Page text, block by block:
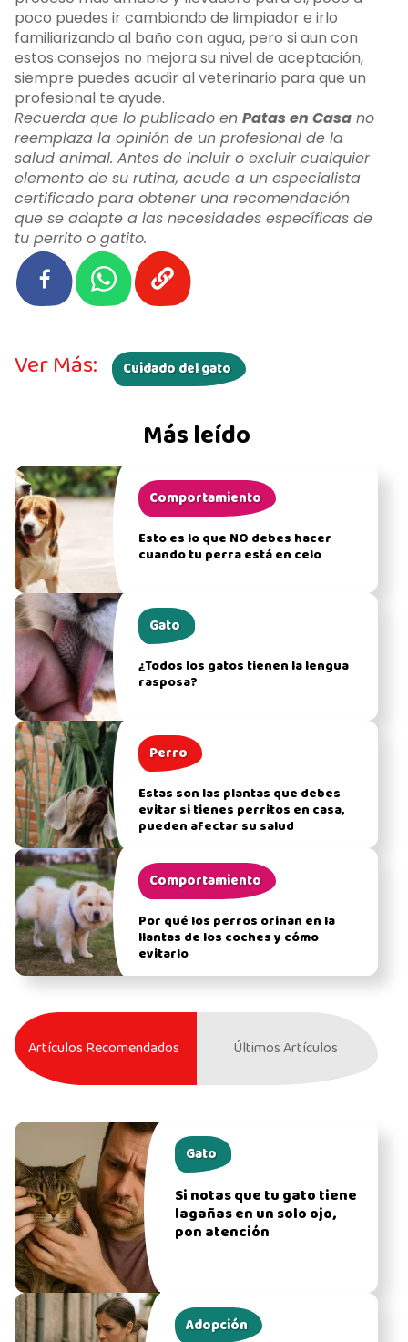
poco puedes ir cambiando de limpiador e irlo
familiarizando al baño con agua, pero si aun con
estos consejos no mejora su nivel de aceptación,
siempre puedes acudir al veterinario para que un
profesional te ayude.
Recuerda que lo publicado en Patas en Casa no
reemplaza la opinión de un profesional de la
salud animal. Antes de incluir o excluir cualquier
elemento de su rutina, acude a un especialista
certificado para obtener una recomendación
que se adapte a las necesidades específicas de
tu perrito o gatito.
Más leído
Comportamiento
Esto es lo que NO debes hacer
cuando tu perra está en celo
Gato
¿Todos los gatos tienen la lengua
rasposa?
Perro
Estas son las plantas que debes
evitar si tienes perritos en casa,
pueden afectar su salud
Comportamiento
Por qué los perros orinan en la
llantas de los coches y cómo
evitarlo
Ver Más: Cuidado del gato
Artículos Recomendados Últimos Artículos
Gato
Si notas que tu gato tiene
lagañas en un solo ojo,
pon atención
Adopción